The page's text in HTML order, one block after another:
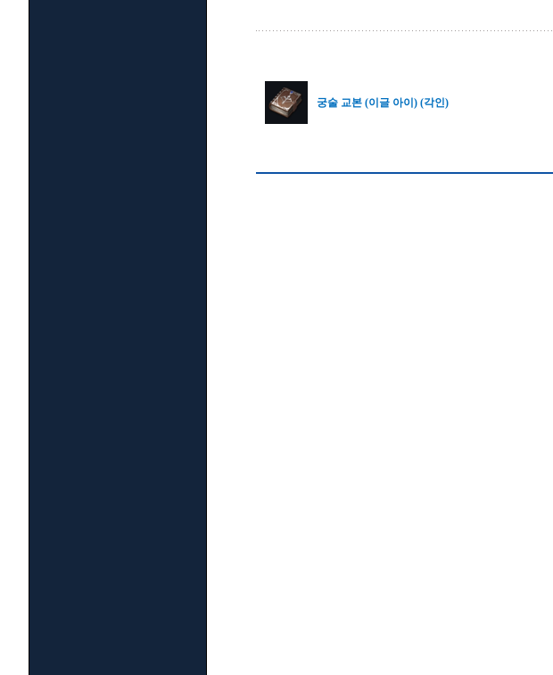
궁술 교본 (이글 아이) (각인)